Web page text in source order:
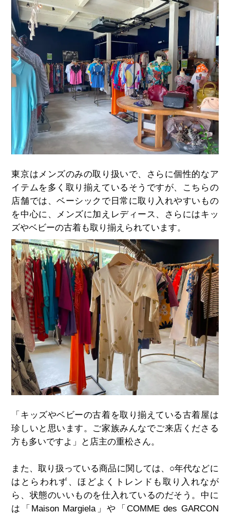
東京はメンズのみの取り扱いで、さらに個性的なア
イテムを多く取り揃えているそうですが、こちらの
店舗では、ベーシックで日常に取り入れやすいもの
を中心に、メンズに加えレディース、さらにはキッ
ズやベビーの古着も取り揃えられています。
「キッズやベビーの古着を取り揃えている古着屋は
珍しいと思います。ご家族みんなでご来店くださる
方も多いですよ」と店主の重松さん。
また、取り扱っている商品に関しては、○年代などに
はとらわれず、ほどよくトレンドも取り入れなが
ら、状態のいいものを仕入れているのだそう。中に
は「Maison Margiela」や「COMME des GARCON